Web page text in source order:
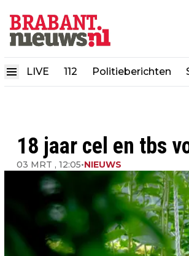
LIVE 112 Politieberichten
18 jaar cel en tbs
03 MRT , 12:05•NIEUWS